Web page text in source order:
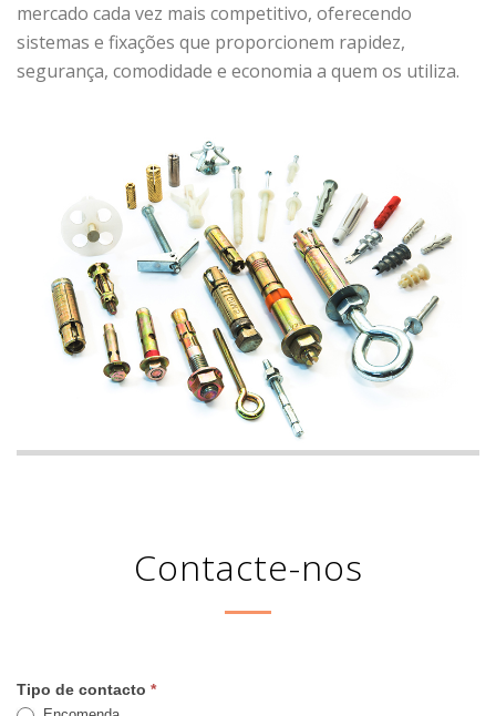
mercado cada vez mais competitivo, oferecendo
sistemas e fixações que proporcionem rapidez,
segurança, comodidade e economia a quem os utiliza.
Contacte-nos
Tipo de contacto *